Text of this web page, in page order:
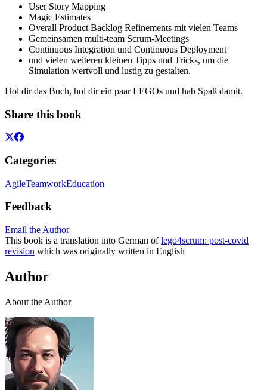
User Story Mapping
Magic Estimates
Overall Product Backlog Refinements mit vielen Teams
Gemeinsamen multi-team Scrum-Meetings
Continuous Integration und Continuous Deployment
und vielen weiteren kleinen Tipps und Tricks, um die
Simulation wertvoll und lustig zu gestalten.
Hol dir das Buch, hol dir ein paar LEGOs und hab Spaß damit.
Share this book
Categories
AgileTeamworkEducation
Feedback
Email the Author
This book is a translation into German oflego4scrum: post-covid
revision which was originally written in English
Author
About the Author